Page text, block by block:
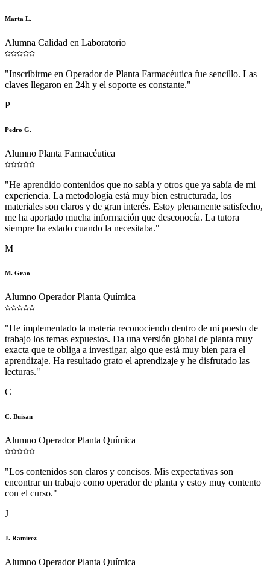
Marta L.
Alumna Calidad en Laboratorio
"Inscribirme en Operador de Planta Farmacéutica fue sencillo. Las
claves llegaron en 24h y el soporte es constante."
P
Pedro G.
Alumno Planta Farmacéutica
"He aprendido contenidos que no sabía y otros que ya sabía de mi
experiencia. La metodología está muy bien estructurada, los
materiales son claros y de gran interés. Estoy plenamente satisfecho,
me ha aportado mucha información que desconocía. La tutora
siempre ha estado cuando la necesitaba."
M
M. Grao
Alumno Operador Planta Química
"He implementado la materia reconociendo dentro de mi puesto de
trabajo los temas expuestos. Da una versión global de planta muy
exacta que te obliga a investigar, algo que está muy bien para el
aprendizaje. Ha resultado grato el aprendizaje y he disfrutado las
lecturas."
C
C. Buisan
Alumno Operador Planta Química
"Los contenidos son claros y concisos. Mis expectativas son
encontrar un trabajo como operador de planta y estoy muy contento
con el curso."
J
J. Ramírez
Alumno Operador Planta Química